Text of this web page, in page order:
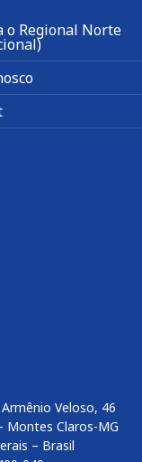
o Regional Norte
Veloso, 46
Montes Claros-MG
– Brasil